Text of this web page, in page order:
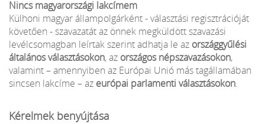
Nincs magyarországi lakcímem
Külhoni magyar állampolgárként - választási regisztrációját
követően - szavazatát az önnek megküldött szavazási
levélcsomagban leírtak szerint adhatja le az országgyűlési
általános választásokon, az országos népszavazásokon,
valamint – amennyiben az Európai Unió más tagállamában
sincsen lakcíme – az európai parlamenti választásokon.
Kérelmek benyújtása